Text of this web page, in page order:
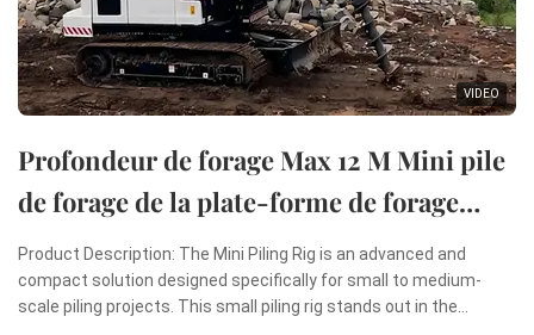
VIDEO
Profondeur de forage Max 12 M Mini pile
de forage de la plate-forme de forage
rotatif Mini machine de pilonnage
Product Description: The Mini Piling Rig is an advanced and
compact solution designed specifically for small to medium-
scale piling projects. This small piling rig stands out in the